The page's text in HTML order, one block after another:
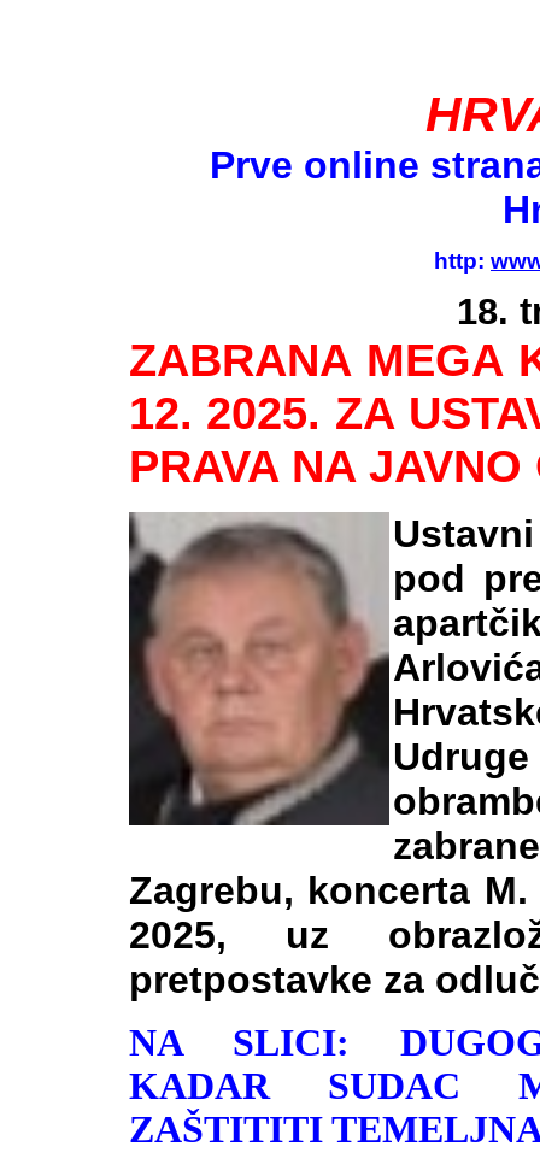
Prve online
http:
18.
ZABRANA MEGA
12. 2025. ZA
PRAVA NA
pod
Zagrebu, koncerta
2025, uz
pretpostavke za
NA SLICI:
KADAR SUDAC
ZAŠTITITI TEMELJNA